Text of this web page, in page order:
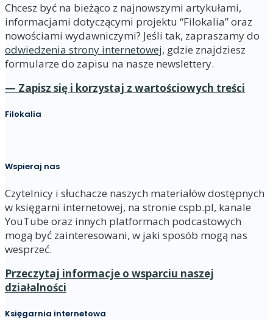
Chcesz być na bieżąco z najnowszymi artykułami,
informacjami dotyczącymi projektu “Filokalia” oraz
nowościami wydawniczymi? Jeśli tak, zapraszamy do
odwiedzenia strony internetowej, gdzie znajdziesz
formularze do zapisu na nasze newslettery.
— Zapisz się i korzystaj z wartościowych treści
Filokalia
Wspieraj nas
Czytelnicy i słuchacze naszych materiałów dostępnych
w księgarni internetowej, na stronie cspb.pl, kanale
YouTube oraz innych platformach podcastowych
mogą być zainteresowani, w jaki sposób mogą nas
wesprzeć.
Przeczytaj informacje o wsparciu naszej
działalności
Księgarnia internetowa